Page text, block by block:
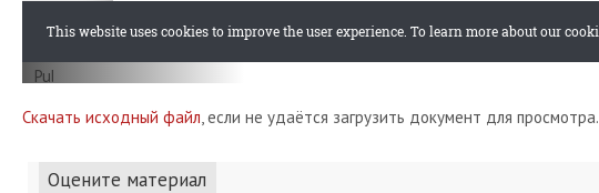
Скачать исходный файл, если не удаётся загрузить документ для просмотра.
Оцените материал